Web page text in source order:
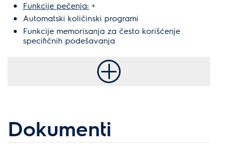
Funkcije pečenja: +
Automatski količinski programi
Funkcije memorisanja za često korišćenje
specifičnih podešavanja
Dokumenti